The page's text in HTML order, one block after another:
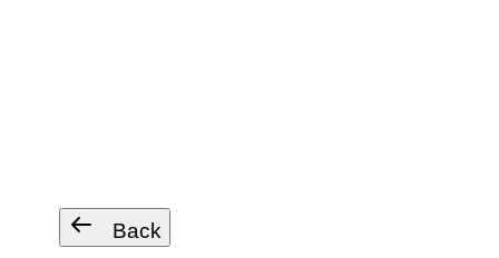
Back